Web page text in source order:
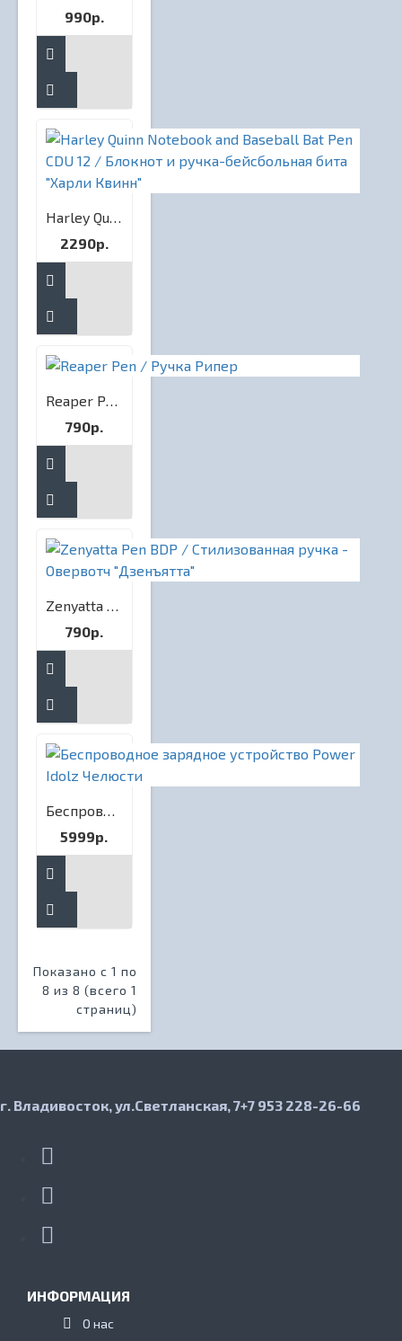
990р.
Harley Quinn Notebook and Baseball Bat Pen CDU 12 / Блокнот и ручка-бейсбольная бита "Харли Квинн"
2290р.
Reaper Pen / Ручка Рипер
790р.
Zenyatta Pen BDP / Стилизованная ручка - Овервотч "Дзенъятта"
790р.
Беспроводное зарядное устройство Power Idolz Челюсти
5999р.
Показано с 1 по
8 из 8 (всего 1
страниц)
г. Владивосток, ул.Светланская, 7+7 953 228-26-66
ИНФОРМАЦИЯ
О нас